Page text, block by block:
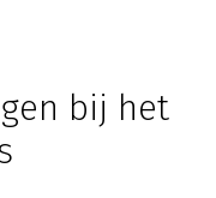
bij het